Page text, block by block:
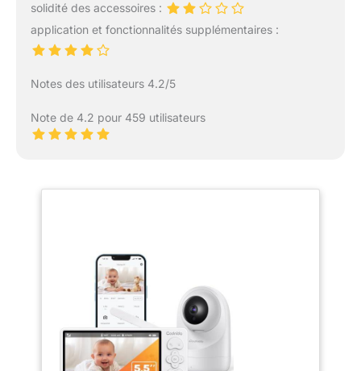
solidité des accessoires :
application et fonctionnalités supplémentaires :
Notes des utilisateurs 4.2/5
Note de 4.2 pour 459 utilisateurs